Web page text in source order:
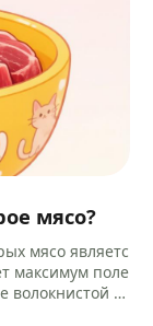
мясо?
мясо являетс
максимум поле
ст